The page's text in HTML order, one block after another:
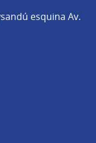
esquina Av.